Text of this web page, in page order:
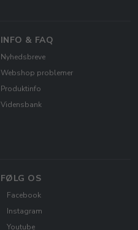
INFO & FAQ
Nyhedsbreve
Webshop problemer
Produktinfo
Vidensbank
FØLG OS
Facebook
Instagram
Youtube